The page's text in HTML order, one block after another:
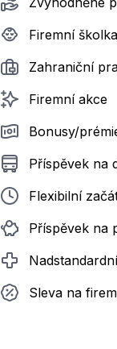
Firemní školka
Zahraniční
Firemní akce
Bonusy/
Příspěvek na
Flexibilní
Příspěvek na
Sleva na